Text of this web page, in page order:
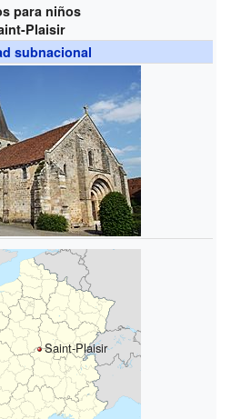
para niños
Plaisir
subnacional
Saint-Plaisir